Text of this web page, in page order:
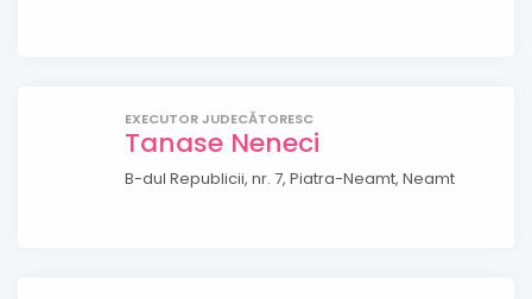
EXECUTOR JUDECĂTORESC
Tanase Neneci
B-dul Republicii, nr. 7, Piatra-Neamt, Neamt